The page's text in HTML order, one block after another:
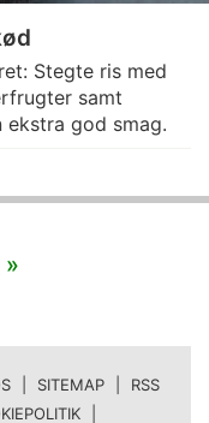
Stegte ris med
samt
ekstra god smag.
»
SITEMAP
RSS